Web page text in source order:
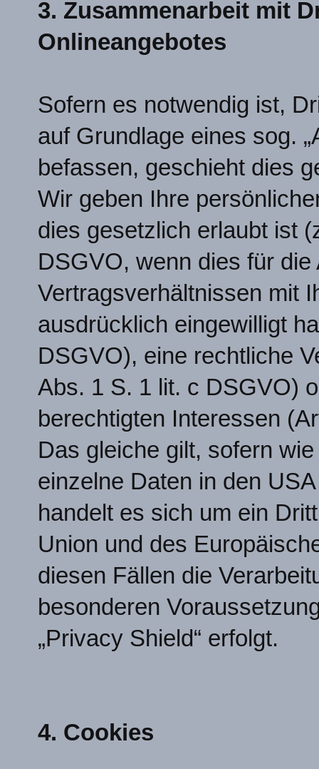
3. Zusammenarbeit mit
Onlineangebotes
Sofern es notwendig ist,
auf Grundlage eines sog.
befassen, geschieht dies
Wir geben Ihre
dies gesetzlich erlaubt ist
DSGVO, wenn dies für
Vertragsverhältnissen mit
ausdrücklich eingewilligt
DSGVO), eine rechtliche
Abs. 1 S. 1 lit. c DSGVO)
berechtigten Interessen
Das gleiche gilt, sofern
einzelne Daten in den
handelt es sich um ein
Union und des
diesen Fällen die
besonderen
„Privacy Shield“ erfolgt.
4. Cookies